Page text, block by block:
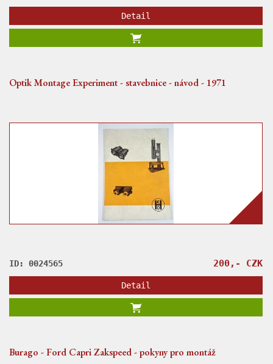
Detail
Optik Montage Experiment - stavebnice - návod - 1971
ID: 0024565 200,- CZK
Detail
Burago - Ford Capri Zakspeed - pokyny pro montáž